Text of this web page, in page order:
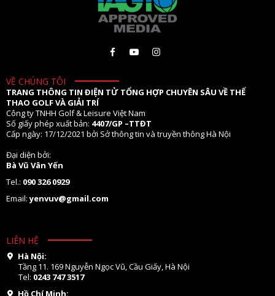
VỀ CHÚNG TÔI
TRANG THÔNG TIN ĐIỆN TỬ TỔNG HỢP CHUYÊN SÂU VỀ THỂ
THAO GOLF VÀ GIẢI TRÍ
Công ty TNHH Golf & Leisure Việt Nam
Số giấy phép xuất bản: 4407/GP –TTĐT
Cấp ngày: 17/12/2021 bởi Sở thông tin và truyền thông Hà Nội
Đại diện bởi:
Bà Vũ Vân Yến
Tel.: 090 326 0929
Email:yenvuv@gmail.com
LIÊN HỆ
Hà Nội:
Tầng 11. 169 Nguyễn Ngọc Vũ, Cầu Giấy, Hà Nội
Tel: 0243 747 3517
Hồ Chí Minh: